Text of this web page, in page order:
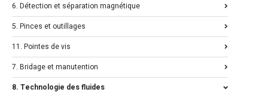
6. Détection et séparation magnétique
5. Pinces et outillages
11. Pointes de vis
7. Bridage et manutention
8. Technologie des fluides